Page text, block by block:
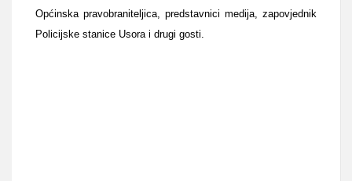
Općinska pravobraniteljica, predstavnici medija, zapovjednik
Policijske stanice Usora i drugi gosti.